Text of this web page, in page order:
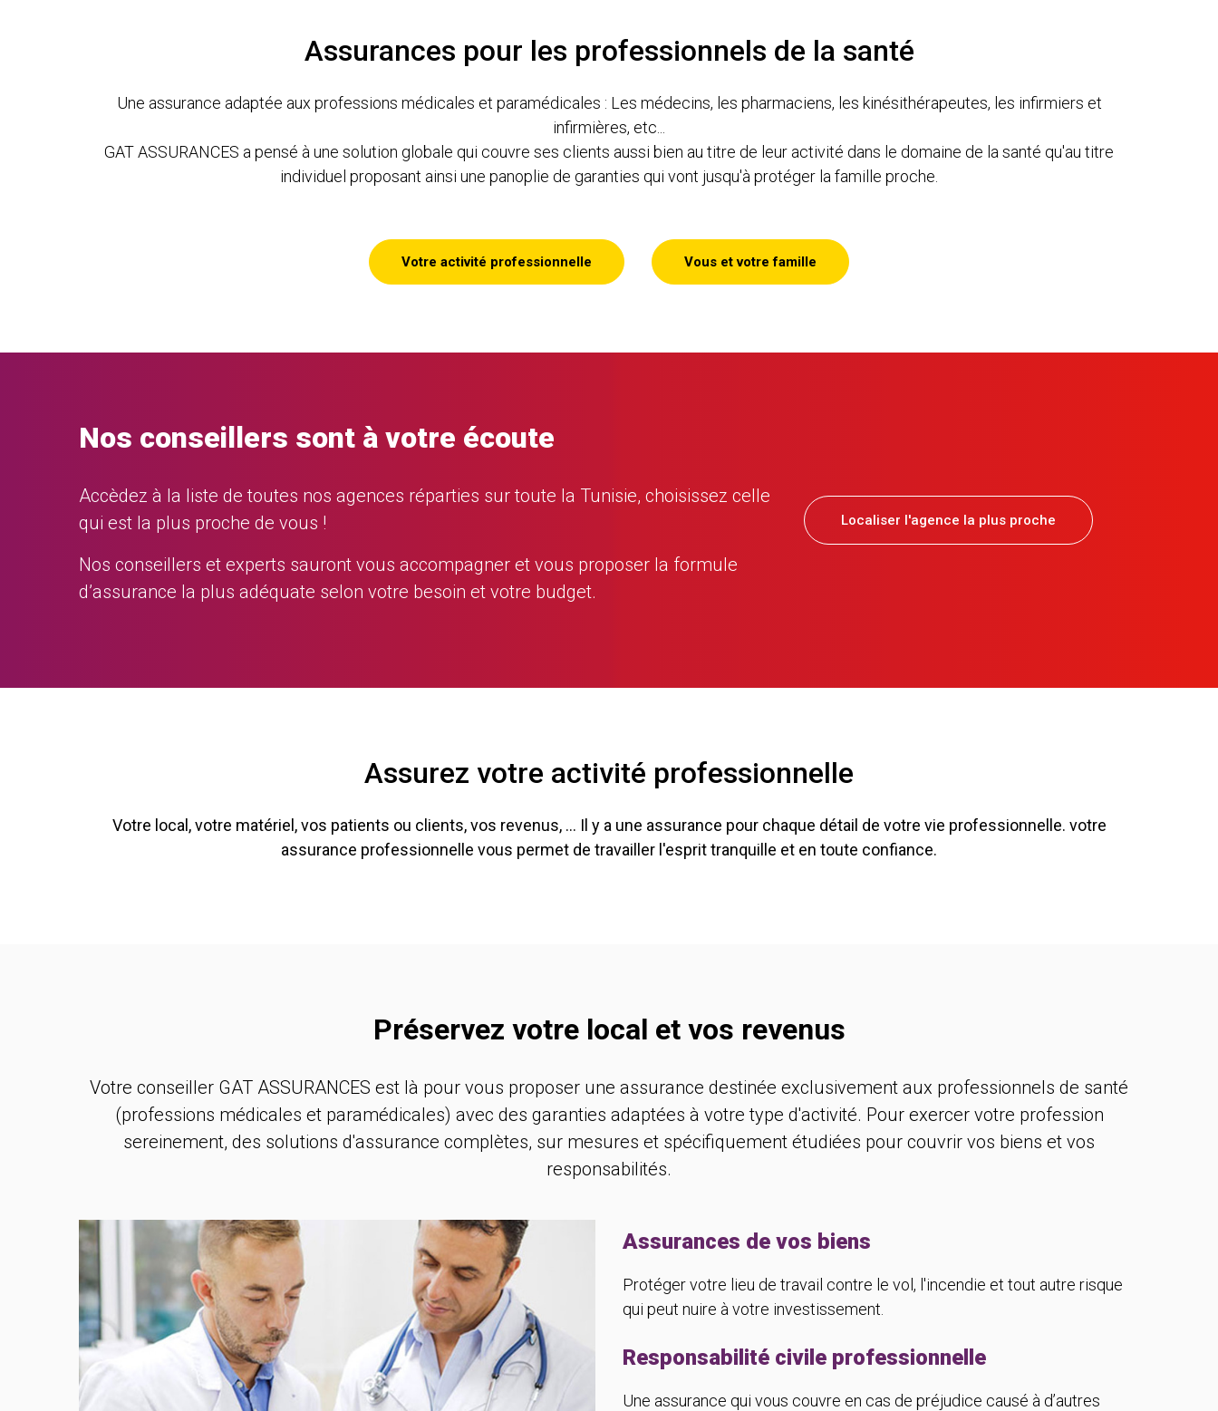
Assurances pour les professionnels de la santé
Une assurance adaptée aux professions médicales et paramédicales : Les médecins, les pharmaciens, les kinésithérapeutes, les infirmiers et
infirmières, etc...
GAT ASSURANCES a pensé à une solution globale qui couvre ses clients aussi bien au titre de leur activité dans le domaine de la santé qu'au titre
individuel proposant ainsi une panoplie de garanties qui vont jusqu'à protéger la famille proche.
Votre activité professionnelle Vous et votre famille
Nos conseillers sont à votre écoute
Accèdez à la liste de toutes nos agences réparties sur toute la Tunisie, choisissez celle
qui est la plus proche de vous !
Nos conseillers et experts sauront vous accompagner et vous proposer la formule
d’assurance la plus adéquate selon votre besoin et votre budget.
Localiser l'agence la plus proche
Assurez votre activité professionnelle
Votre local, votre matériel, vos patients ou clients, vos revenus, ... Il y a une assurance pour chaque détail de votre vie professionnelle. votre
assurance professionnelle vous permet de travailler l'esprit tranquille et en toute confiance.
Préservez votre local et vos revenus
Votre conseiller GAT ASSURANCES est là pour vous proposer une assurance destinée exclusivement aux professionnels de santé
(professions médicales et paramédicales) avec des garanties adaptées à votre type d'activité. Pour exercer votre profession
sereinement, des solutions d'assurance complètes, sur mesures et spécifiquement étudiées pour couvrir vos biens et vos
responsabilités.
Assurances de vos biens
Protéger votre lieu de travail contre le vol, l'incendie et tout autre risque
qui peut nuire à votre investissement.
Responsabilité civile professionnelle
Une assurance qui vous couvre en cas de préjudice causé à d’autres